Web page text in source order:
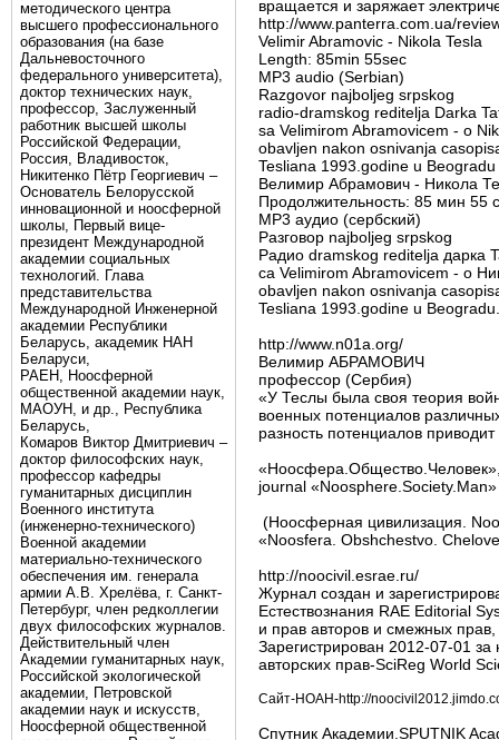
методического центра
высшего профессионального
образования (на базе
Дальневосточного
федерального университета),
доктор технических наук,
профессор, Заслуженный
работник высшей школы
Российской Федерации,
Россия, Владивосток,
Никитенко Пётр Георгиевич –
Основатель Белорусской
инновационной и ноосферной
школы, Первый вице-
президент Международной
академии социальных
технологий. Глава
представительства
Международной Инженерной
академии Республики
Беларусь, академик НАН
Беларуси,
РАЕН, Ноосферной
общественной академии наук,
МАОУН, и др., Республика
Беларусь,
Комаров Виктор Дмитриевич –
доктор философских наук,
профессор кафедры
гуманитарных дисциплин
Военного института
(инженерно-технического)
Военной академии
материально-технического
обеспечения им. генерала
армии А.В. Хрелёва, г. Санкт-
Петербург, член редколлегии
двух философских журналов.
Действительный член
Академии гуманитарных наук,
Российской экологической
академии, Петровской
академии наук и искусств,
Ноосферной общественной
вращается и заряжает
http://www.panterra.com.ua/
Velimir Abramovic - Nikola Tesla
Length: 85min 55sec
MP3 audio (Serbian)
Razgovor najboljeg srpskog
radio-dramskog reditelja Darka
sa Velimirom Abramovicem - o
obavljen nakon osnivanja
Tesliana 1993.godine u Beogradu
Велимир Абрамович - Никола
Продолжительность: 85 мин 55
MP3 аудио (сербский)
Разговор najboljeg srpskog
Радио dramskog reditelja дарка
са Velimirom Abramovicem - o
obavljen nakon osnivanja
Tesliana 1993.godine u
http://www.n01a.org/
Велимир АБРАМОВИЧ
профессор (Сербия)
«У Теслы была своя теория
военных потенциалов
разность потенциалов
journal «Noosphere.Society.Man»
(Ноосферная цивилизация.
«Noosfera. Obshchestvo.
http://noocivil.esrae.ru/
Журнал создан и
Естествознания RAE Editorial
и прав авторов и смежных
Зарегистрирован 2012-07-01
авторских прав-SciReg World
Сайт-НОАН-http://
Спутник Академии.SPUTNIK